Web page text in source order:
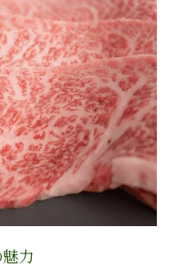
ートナーシップ
格競争力の向上
な取引
る秘密
店価格の裏にある
スト削減
流通のメリット
最小限に
力